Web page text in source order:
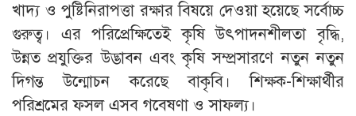
খাদ্য ও পুষ্টিনিরাপত্তা রক্ষার বিষয়ে দেওয়া হয়েছে সর্বোচ্চ
গুরুত্ব। এর পরিপ্রেক্ষিতেই কৃষি উৎপাদনশীলতা বৃদ্ধি,
উন্নত প্রযুক্তির উদ্ভাবন এবং কৃষি সম্প্রসারণে নতুন নতুন
দিগন্ত উন্মোচন করেছে বাকৃবি। শিক্ষক-শিক্ষার্থীর
পরিশ্রমের ফসল এসব গবেষণা ও সাফল্য।